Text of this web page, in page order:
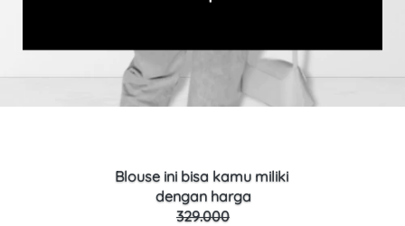
Blouse ini bisa kamu miliki
dengan harga
329.000